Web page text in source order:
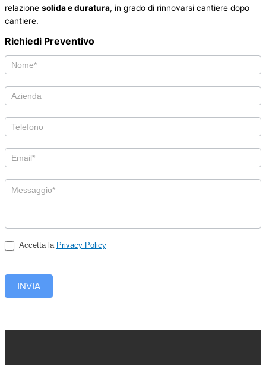
relazione solida e duratura, in grado di rinnovarsi cantiere dopo
cantiere.
Richiedi Preventivo
Richiedi
Preventivo
Accetta la Privacy Policy
INVIA